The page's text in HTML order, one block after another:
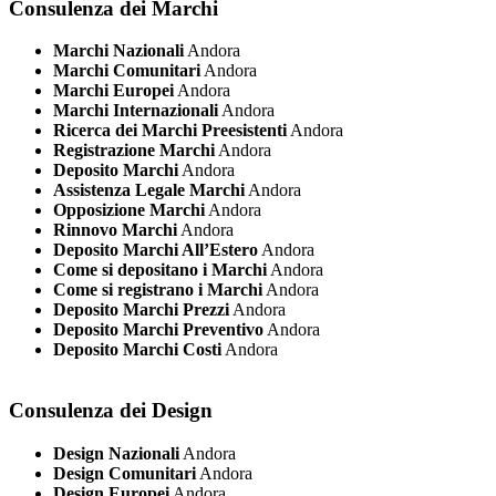
Consulenza dei Marchi
Marchi Nazionali Andora
Marchi Comunitari Andora
Marchi Europei Andora
Marchi Internazionali Andora
Ricerca dei Marchi Preesistenti Andora
Registrazione Marchi Andora
Deposito Marchi Andora
Assistenza Legale Marchi Andora
Opposizione Marchi Andora
Rinnovo Marchi Andora
Deposito Marchi All’Estero Andora
Come si depositano i Marchi Andora
Come si registrano i Marchi Andora
Deposito Marchi Prezzi Andora
Deposito Marchi Preventivo Andora
Deposito Marchi Costi Andora
Consulenza dei Design
Design Nazionali Andora
Design Comunitari Andora